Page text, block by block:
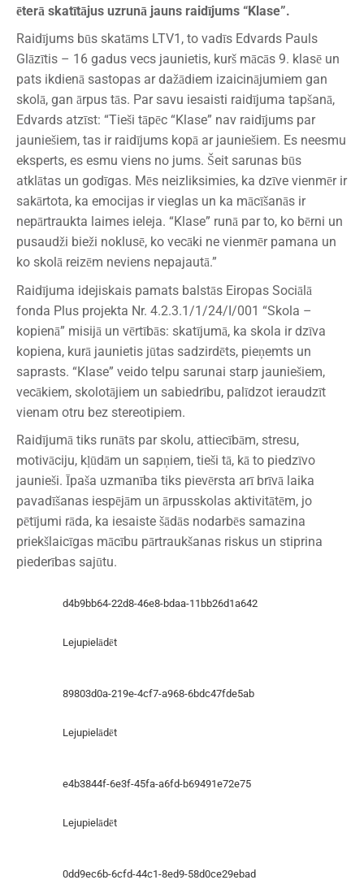
ēterā skatītājus uzrunā jauns raidījums “Klase”.
Raidījums būs skatāms LTV1, to vadīs Edvards Pauls
Glāzītis – 16 gadus vecs jaunietis, kurš mācās 9. klasē un
pats ikdienā sastopas ar dažādiem izaicinājumiem gan
skolā, gan ārpus tās. Par savu iesaisti raidījuma tapšanā,
Edvards atzīst: “Tieši tāpēc “Klase” nav raidījums par
jauniešiem, tas ir raidījums kopā ar jauniešiem. Es neesmu
eksperts, es esmu viens no jums. Šeit sarunas būs
atklātas un godīgas. Mēs neizliksimies, ka dzīve vienmēr ir
sakārtota, ka emocijas ir vieglas un ka mācīšanās ir
nepārtraukta laimes ieleja. “Klase” runā par to, ko bērni un
pusaudži bieži noklusē, ko vecāki ne vienmēr pamana un
ko skolā reizēm neviens nepajautā.”
Raidījuma idejiskais pamats balstās Eiropas Sociālā
fonda Plus projekta Nr. 4.2.3.1/1/24/I/001 “Skola –
kopienā” misijā un vērtībās: skatījumā, ka skola ir dzīva
kopiena, kurā jaunietis jūtas sadzirdēts, pieņemts un
saprasts. “Klase” veido telpu sarunai starp jauniešiem,
vecākiem, skolotājiem un sabiedrību, palīdzot ieraudzīt
vienam otru bez stereotipiem.
Raidījumā tiks runāts par skolu, attiecībām, stresu,
motivāciju, kļūdām un sapņiem, tieši tā, kā to piedzīvo
jaunieši. Īpaša uzmanība tiks pievērsta arī brīvā laika
pavadīšanas iespējām un ārpusskolas aktivitātēm, jo
pētījumi rāda, ka iesaiste šādās nodarbēs samazina
priekšlaicīgas mācību pārtraukšanas riskus un stiprina
piederības sajūtu.
d4b9bb64-22d8-46e8-bdaa-11bb26d1a642
Lejupielādēt
89803d0a-219e-4cf7-a968-6bdc47fde5ab
Lejupielādēt
e4b3844f-6e3f-45fa-a6fd-b69491e72e75
Lejupielādēt
0dd9ec6b-6cfd-44c1-8ed9-58d0ce29ebad